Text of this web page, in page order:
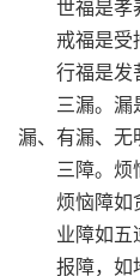
世福是孝养
戒福是受持
行福是发菩
三漏。漏是
漏、有漏、无
三障。烦恼
烦恼障如贪
业障如五逆
报障，如地